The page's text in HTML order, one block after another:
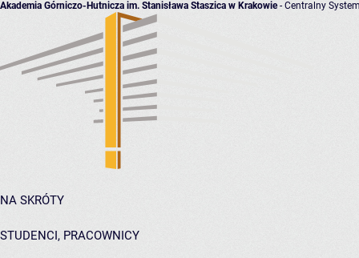
Akademia Górniczo-Hutnicza im. Stanisława Staszica w Krakowie- Centralny
NA SKRÓTY
STUDENCI, PRACOWNICY